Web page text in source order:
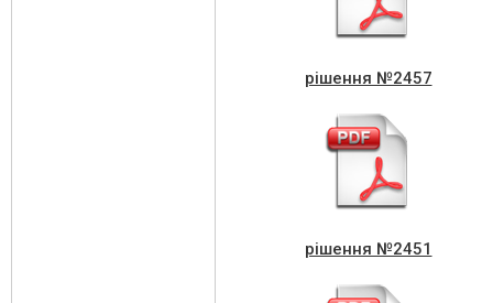
рішення №2457
рішення №2451